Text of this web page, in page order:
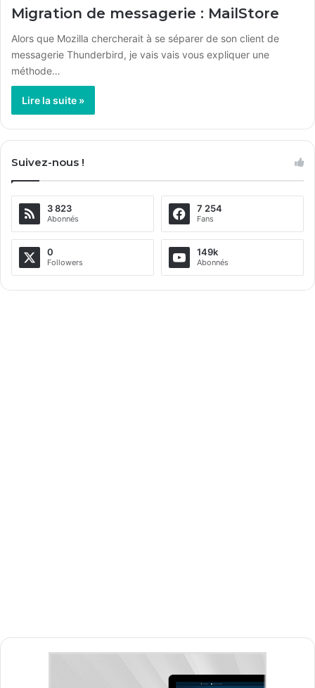
Migration de messagerie : MailStore
Alors que Mozilla chercherait à se séparer de son client de
messagerie Thunderbird, je vais vais vous expliquer une
méthode…
Lire la suite »
Suivez-nous !
3 823
Abonnés
7 254
Fans
0
Followers
149k
Abonnés